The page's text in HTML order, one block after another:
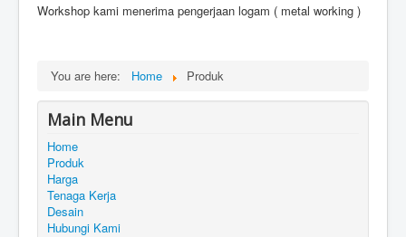
Workshop kami menerima pengerjaan logam ( metal working )
You are here: Home Produk
Main Menu
Home
Produk
Harga
Tenaga Kerja
Desain
Hubungi Kami